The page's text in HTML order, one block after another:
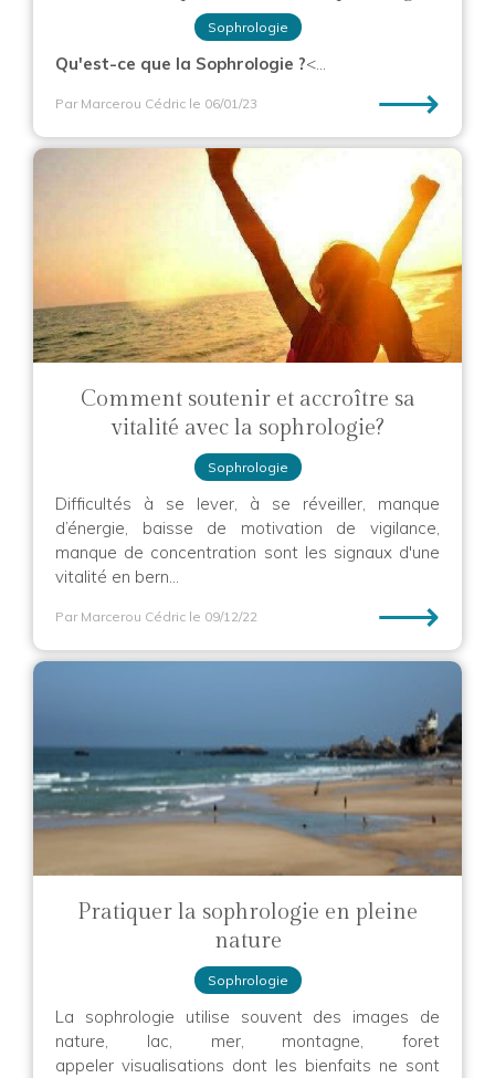
Sophrologie
Qu'est-ce que la Sophrologie ?<...
Par Marcerou Cédric le 06/01/23 ⟶
Comment soutenir et accroître sa
vitalité avec la sophrologie?
Sophrologie
Difficultés à se lever, à se réveiller, manque
d’énergie, baisse de motivation de vigilance,
manque de concentration sont les signaux d'une
vitalité en bern...
Par Marcerou Cédric le 09/12/22 ⟶
Pratiquer la sophrologie en pleine
nature
Sophrologie
La sophrologie utilise souvent des images de
nature, lac, mer, montagne, foret
appeler visualisations dont les bienfaits ne sont